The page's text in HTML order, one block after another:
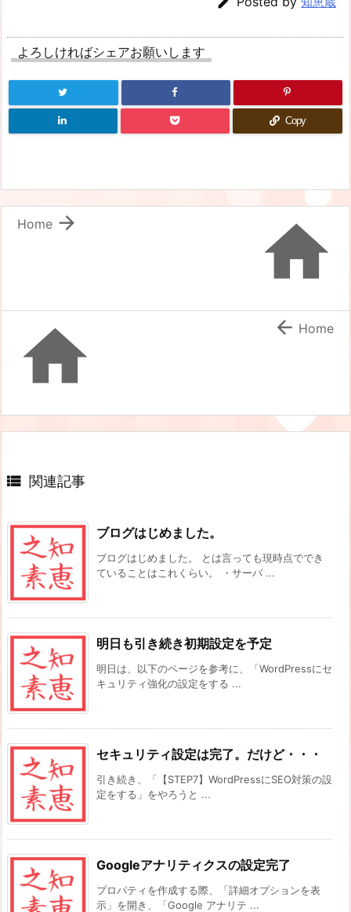
よろしければシェアお願いします
Copy


Home
  Home
 関連記事
ブログはじめました。
ブログはじめました。 とは言っても現時点ででき
ていることはこれくらい。 ・サーバ ...
明日も引き続き初期設定を予定
明日は、以下のページを参考に、「WordPressにセ
キュリティ強化の設定をする ...
セキュリティ設定は完了。だけど・・・
引き続き、「【STEP7】WordPressにSEO対策の設
定をする」をやろうと ...
Googleアナリティクスの設定完了
プロパティを作成する際、「詳細オプションを表
示」を開き、「Google アナリテ ...